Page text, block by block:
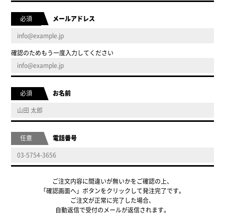
必須 メールアドレス
確認のためもう一度入力してください
必須 お名前
任意 電話番号
ご注文内容に間違いが無いかをご確認の上、
「確認画面へ」ボタンをクリックして発注完了です。
ご注文が正常に完了した場合、
自動返信で受付のメールが返信されます。